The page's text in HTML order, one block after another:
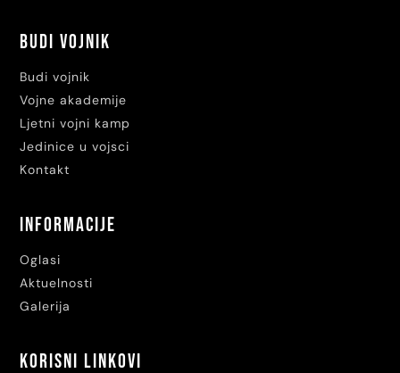
Budi vojnik
Budi vojnik
Vojne akademije
Ljetni vojni kamp
Jedinice u vojsci
Kontakt
Informacije
Oglasi
Aktuelnosti
Galerija
Korisni linkovi